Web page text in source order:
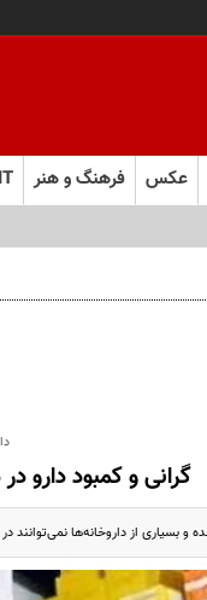
عکس فرهنگ و هنر IT
داروی
گرانی و کمبود دارو